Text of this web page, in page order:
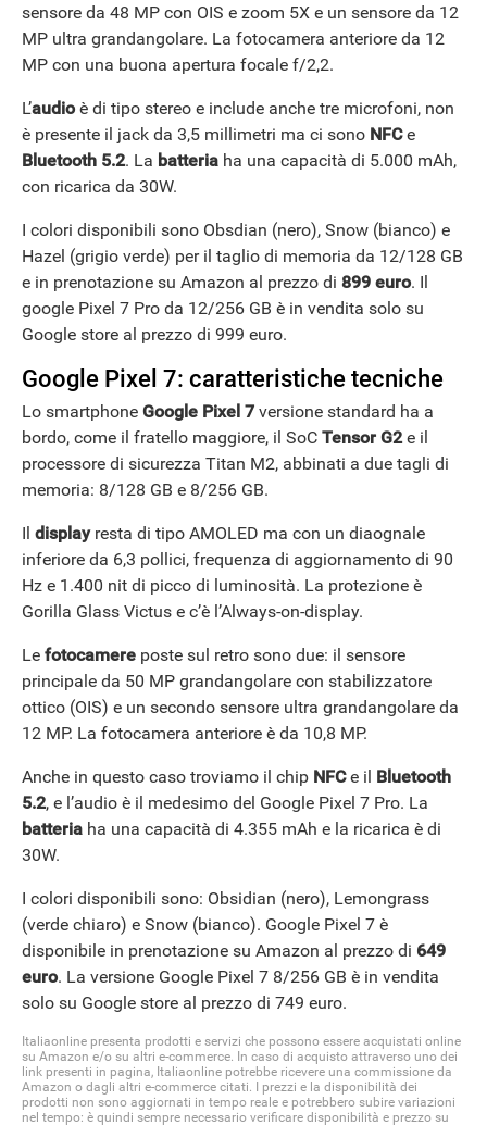
ANDROID
sensore da 48 MP con OIS e zoom 5X e un sensore da 12
MP ultra grandangolare. La fotocamera anteriore da 12
MP con una buona apertura focale f/2,2.
L’audioè di tipo stereo e include anche tre microfoni, non
è presente il jack da 3,5 millimetri ma ci sono NFCe
Bluetooth 5.2. La batteria ha una capacità di 5.000 mAh,
con ricarica da 30W.
I colori disponibili sono Obsdian (nero), Snow (bianco) e
Hazel (grigio verde) per il taglio di memoria da 12/128 GB
e in prenotazione su Amazon al prezzo di 899 euro. Il
google Pixel 7 Pro da 12/256 GB è in vendita solo su
Google store al prezzo di 999 euro.
Google Pixel 7: caratteristiche tecniche
Lo smartphone Google Pixel 7 versione standard ha a
bordo, come il fratello maggiore, il SoC Tensor G2e il
processore di sicurezza Titan M2, abbinati a due tagli di
memoria: 8/128 GB e 8/256 GB.
Il displayresta di tipo AMOLED ma con un diaognale
inferiore da 6,3 pollici, frequenza di aggiornamento di 90
Hz e 1.400 nit di picco di luminosità. La protezione è
Gorilla Glass Victus e c’è l’Always-on-display.
Le fotocamere poste sul retro sono due: il sensore
principale da 50 MP grandangolare con stabilizzatore
ottico (OIS) e un secondo sensore ultra grandangolare da
12 MP. La fotocamera anteriore è da 10,8 MP.
Anche in questo caso troviamo il chip NFCe il Bluetooth
5.2, e l’audio è il medesimo del Google Pixel 7 Pro. La
batteria ha una capacità di 4.355 mAh e la ricarica è di
30W.
I colori disponibili sono: Obsidian (nero), Lemongrass
(verde chiaro) e Snow (bianco). Google Pixel 7 è
disponibile in prenotazione su Amazon al prezzo di 649
euro. La versione Google Pixel 7 8/256 GB è in vendita
solo su Google store al prezzo di 749 euro.
Italiaonline presenta prodotti e servizi che possono essere acquistati online
su Amazon e/o su altri e-commerce. In caso di acquisto attraverso uno dei
link presenti in pagina, Italiaonline potrebbe ricevere una commissione da
Amazon o dagli altri e-commerce citati. I prezzi e la disponibilità dei
prodotti non sono aggiornati in tempo reale e potrebbero subire variazioni
nel tempo: è quindi sempre necessario verificare disponibilità e prezzo su